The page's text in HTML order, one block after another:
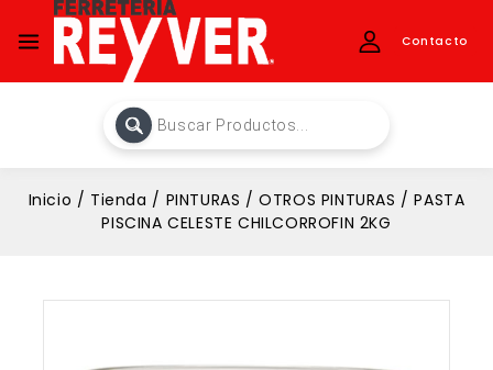
Contacto
Inicio / Tienda / PINTURAS / OTROS PINTURAS / PASTA
PISCINA CELESTE CHILCORROFIN 2KG